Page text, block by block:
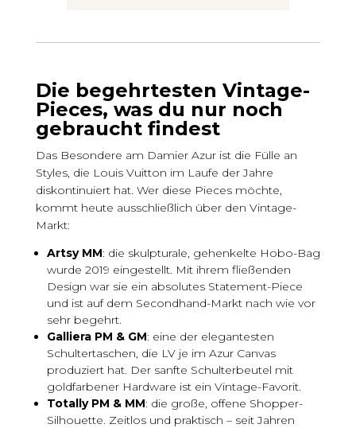
Die begehrtesten Vintage-
Pieces, was du nur noch
gebraucht findest
Das Besondere am Damier Azur ist die Fülle an
Styles, die Louis Vuitton im Laufe der Jahre
diskontinuiert hat. Wer diese Pieces möchte,
kommt heute ausschließlich über den Vintage-
Markt:
Artsy MM: die skulpturale, gehenkelte Hobo-Bag
wurde 2019 eingestellt. Mit ihrem fließenden
Design war sie ein absolutes Statement-Piece
und ist auf dem Secondhand-Markt nach wie vor
sehr begehrt.
Galliera PM & GM: eine der elegantesten
Schultertaschen, die LV je im Azur Canvas
produziert hat. Der sanfte Schulterbeutel mit
goldfarbener Hardware ist ein Vintage-Favorit.
Totally PM & MM: die große, offene Shopper-
Silhouette. Zeitlos und praktisch – seit Jahren